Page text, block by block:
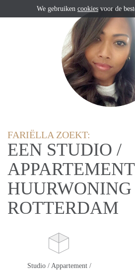
FARIËLLA ZOEKT:
EEN STUDIO /
ROTTERDAM
Studio / Appartement /
We gebruiken cookies voor de